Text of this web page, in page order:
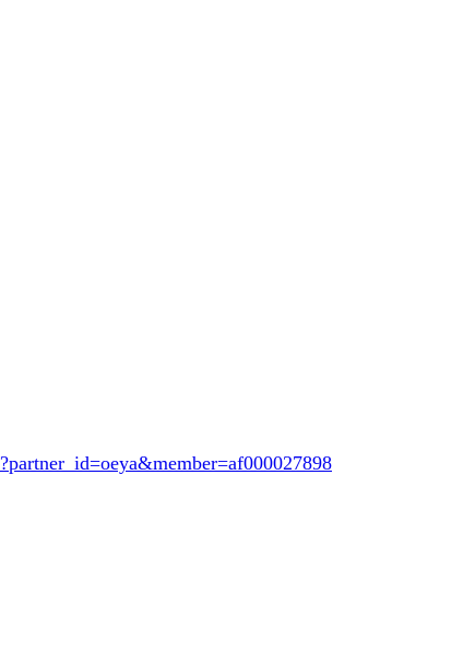
?partner_id=oeya&member=af000027898